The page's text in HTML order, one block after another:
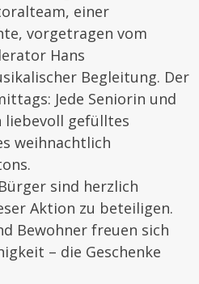
einer
vorgetragen vom
Hans
Begleitung. Der
Jede Seniorin und
liebevoll gefülltes
weihnachtlich
sind herzlich
Aktion zu beteiligen.
Bewohner freuen sich
– die Geschenke